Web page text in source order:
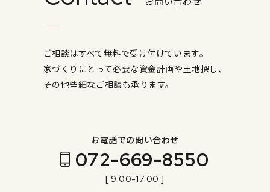
ご相談はすべて無料で受け付けています。
家づくりにとって必要な資金計画や土地探し、
その他些細なご相談も承ります。
お電話での問い合わせ
072-669-8550
[ 9:00-17:00 ]